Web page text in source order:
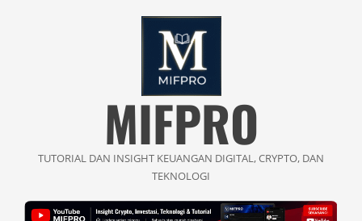
MIFPRO
TUTORIAL DAN INSIGHT KEUANGAN DIGITAL, CRYPTO, DAN
TEKNOLOGI